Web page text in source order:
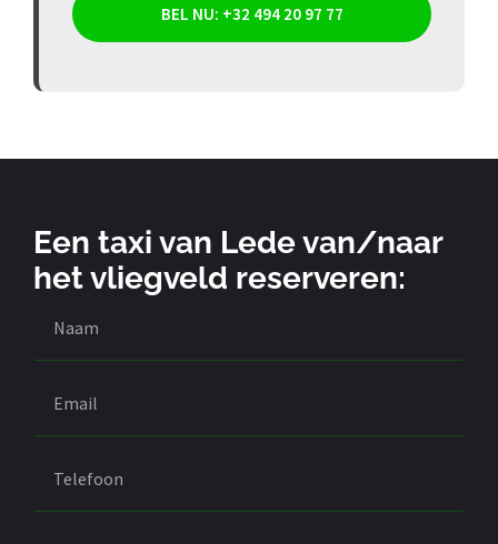
BEL NU: +32 494 20 97 77
Een taxi van Lede van/naar
het vliegveld reserveren: